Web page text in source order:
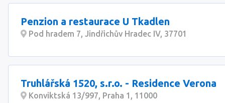
Penzion a restaurace U Tkadlen
Pod hradem 7, Jindřichův Hradec IV, 37701
Truhlářská 1520, s.r.o. - Residence Verona
Konviktská 13/997, Praha 1, 11000